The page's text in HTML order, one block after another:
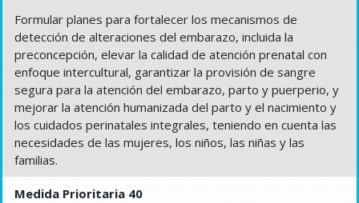
Formular planes para fortalecer los mecanismos de
detección de alteraciones del embarazo, incluida la
preconcepción, elevar la calidad de atención prenatal con
enfoque intercultural, garantizar la provisión de sangre
segura para la atención del embarazo, parto y puerperio, y
mejorar la atención humanizada del parto y el nacimiento y
los cuidados perinatales integrales, teniendo en cuenta las
necesidades de las mujeres, los niños, las niñas y las
familias.
Medida Prioritaria 40